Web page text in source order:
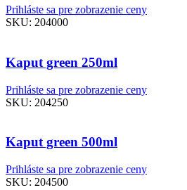
Prihláste sa pre zobrazenie ceny
SKU: 204000
Kaput green 250ml
Prihláste sa pre zobrazenie ceny
SKU: 204250
Kaput green 500ml
Prihláste sa pre zobrazenie ceny
SKU: 204500